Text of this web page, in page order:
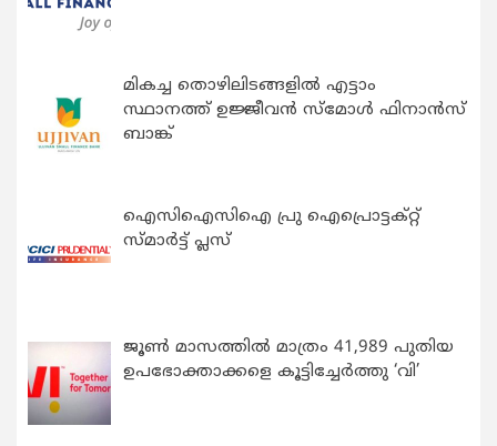
മികച്ച തൊഴിലിടങ്ങളിൽ എട്ടാം
സ്ഥാനത്ത് ഉജ്ജീവൻ സ്മോൾ ഫിനാൻസ്
ബാങ്ക്
ഐസിഐസിഐ പ്രു ഐപ്രൊട്ടക്റ്റ്
സ്മാർട്ട് പ്ലസ്
ജൂൺ മാസത്തിൽ മാത്രം 41,989 പുതിയ
ഉപഭോക്താക്കളെ കൂട്ടിച്ചേർത്തു ‘വി’